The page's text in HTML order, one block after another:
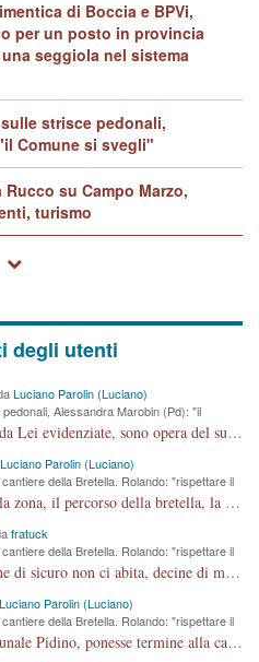
di Boccia e BPVi,
per un posto in provincia
seggiola nel sistema
strisce pedonali,
Comune si svegli"
su Campo Marzo,
turismo
degli utenti
Luciano Parolin (Luciano)
Alessandra Marobin (Pd): "il
Consigliera Marobin, tutte le cose da Lei evidenziate, sono opera del suo ex Assessore e compagno di Partito Antonio Marco Dalla Pozza Assessore alla "progettazione" di piste ciclabili e altre porcherie. A lui manderei il conto da saldare per incidenti e danni alle persone. E' ora che "finiamola." Avete perso rassegnatevi. qui IL SINDACO RUCCO NON C'ENTRA PER NIENTE. CAPITO!!!!!!!! Amen.
Luciano Parolin (Luciano)
della Bretella. Rolando: "rispettare il
Caro fratuck, conosco molto bene la zona, il percorso della bretella, la situazione dei cittadini, abito in Viale Trento. A partire dal 2003 ho partecipato al Comitato di Maddalene pro bretella, e a riunioni propositive per apportare modifiche al progetto. Numerose mie foto del territorio sono arrivate a Roma, altri miei interventi (non graditi dalla Sx) sono stati pubblicati dal GdV, assieme ad altri come Ciro Asproso, ora favorevole alla bretella. Ho partecipato alla raccolta firme per la chiusura della strada x 5 giorni eseguita dal Sindaco Hullwech per sforamento 180 Micro/g. Pertanto come impegno per la tematica sono apposto con la coscienza. Ora il Progetto è partito, fine! Voglio dire che la nuova Giunta "comunale" non c'entra più. L'opera sarà "malauguratamente" eseguita, ma non con il mio placet. Il Consigliere Comunale dovrebbe capire che la campagna elettorale è finita, con buona pace di tutti. Quello che invece dovrebbe interessare è la proprietà della strada, dall'uscita autostradale Ovest, sino alla Rotatoria dell'Albara, vi sono tre possessori: Autostrade SpA; La Provincia, il Comune. Come la mettiamo per il futuro ? I costi, da 50 sono saliti a 100 milioni di € come dire 20 milioni a KM (!) da non credere. Comunque si farà. Ma nessuno canti Vittoria, anzi meglio non farne un ulteriore fatto "partitico" per questioni elettorali o di seggio. Se mi manda la sua mail, sono disponibile ad inviare i documenti e le foto sopra descritte. Con ossequi, Luciano Parolin
fratuck
della Bretella. Rolando: "rispettare il
Non sarà utile a lei dott. Parolin che di sicuro non ci abita, decine di migliaia di TIR, automobili e padroncini che passano quotidianamente per una strada appena rotabile, non è più possibile stendere i panni, attraversare la strada senza rischiare la morte, le case stanno crepando, i tempi sono cambiati e la bretella non passerà assolutamente per maddalene (ma cosa sta a dire?!), dia invece responsabilità a chi ha costruito tagliando la strada che doveva invece terminare a isola vicentina e non al moracchino lasciando Motta di Costabissara ancora in panne di traffico. I tempi sono cambiati dottore e se l'anagrafe della vita stagna nell'essere umano impressioni conservatrici, la società non le considera perchè va avanti, si industrializza e ha bisogno di infrastrutture e di sviluppo. Ultima considerazione, se è geloso di Rolando perchè vede in lui solo campagne politiche mentre si difendono i SOLI diritti dei cittadini, la preghiamo faccia considerazioni più appropriate. Saluti e complimenti per i suoi scritti.
Luciano Parolin (Luciano)
della Bretella. Rolando: "rispettare il
Sarebbe ora che il consigliere comunale Pidino, ponesse termine alla campagna elettorale nel territorio del suo seggio Villaggio del Sole. La tiraca è iniziata, distruggerà 6 km di prateria ovest della città, ricca di fonti e sorgenti d'acqua. I cittadini di Maddalene non avranno più Pace la notte. Molta colpa per la costruzione di questa Strada è proprio del signor Rolando,dei suoi gazebo mobili e che vuol far passare questa opera VANDALICA come progetto "utile" a chi ? Non è cosa seria sig. Rolando!